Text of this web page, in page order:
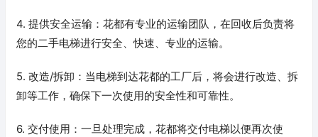
4. 提供安全运输：花都有专业的运输团队，在回收后负责将
您的二手电梯进行安全、快速、专业的运输。
5. 改造/拆卸：当电梯到达花都的工厂后，将会进行改造、拆
卸等工作，确保下一次使用的安全性和可靠性。
6. 交付使用：一旦处理完成，花都将交付电梯以便再次使